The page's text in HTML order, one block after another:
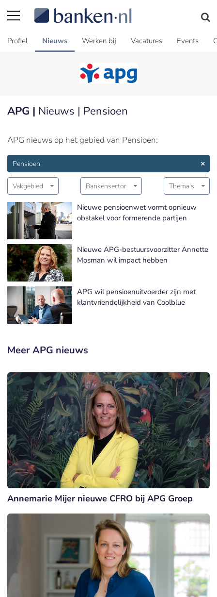
Profiel Nieuws Werken bij Vacatures Events
APG | Nieuws | Pensioen
APG nieuws op het gebied van Pensioen:
Pensioen
Vakgebied Bankensector Thema's
Nieuwe pensioenwet vormt opnieuw
obstakel voor formerende partijen
Nieuwe APG-bestuursvoorzitter Annette
Mosman wil impact hebben
APG wil pensioenuitvoerder zijn met
klantvriendelijkheid van Coolblue
Meer APG nieuws
Annemarie Mijer nieuwe CFRO bij APG Groep